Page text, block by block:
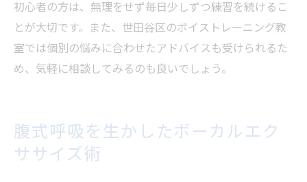
初心者の方は、無理をせず毎日少しずつ練習を続けるこ
とが大切です。また、世田谷区のボイストレーニング教
室では個別の悩みに合わせたアドバイスも受けられるた
め、気軽に相談してみるのも良いでしょう。
腹式呼吸を生かしたボーカルエク
ササイズ術